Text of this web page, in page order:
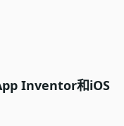
Inventor和iOS